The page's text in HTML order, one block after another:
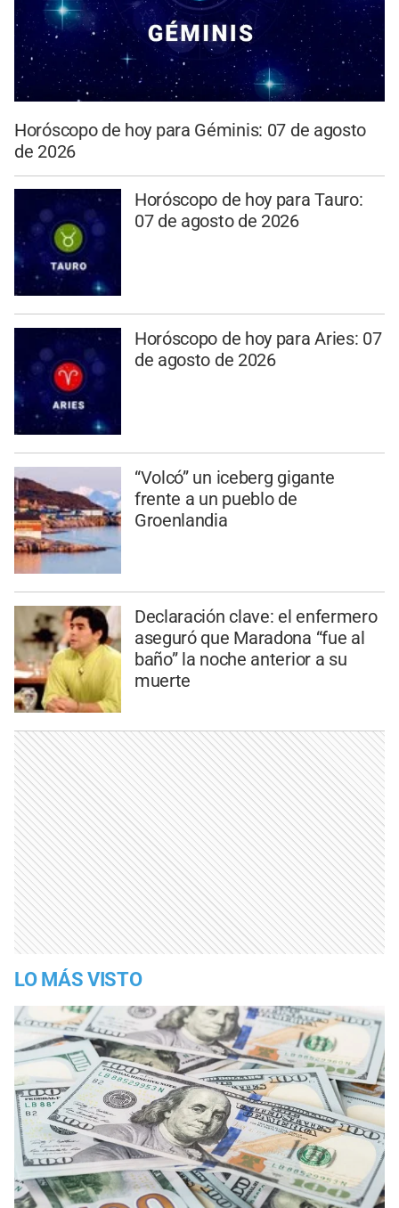
Horóscopo de hoy para Géminis: 07 de agosto
de 2026
Horóscopo de hoy para Tauro:
07 de agosto de 2026
Horóscopo de hoy para Aries: 07
de agosto de 2026
“Volcó” un iceberg gigante
frente a un pueblo de
Groenlandia
Declaración clave: el enfermero
aseguró que Maradona “fue al
baño” la noche anterior a su
muerte
LO MÁS VISTO